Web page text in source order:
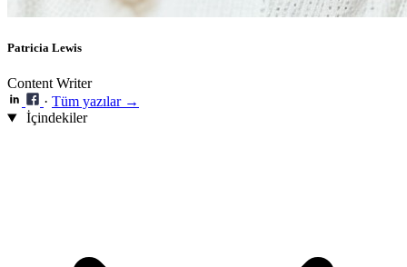
Patricia Lewis
Content Writer
· Tüm yazılar →
İçindekiler